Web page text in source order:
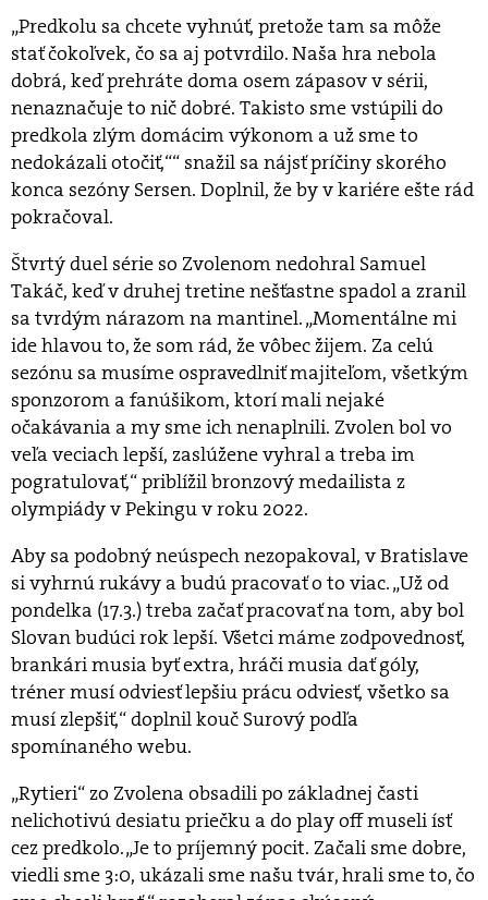
„Predkolu sa chcete vyhnúť, pretože tam sa môže
stať čokoľvek, čo sa aj potvrdilo. Naša hra nebola
dobrá, keď prehráte doma osem zápasov v sérii,
nenaznačuje to nič dobré. Takisto sme vstúpili do
predkola zlým domácim výkonom a už sme to
nedokázali otočiť,““ snažil sa nájsť príčiny skorého
konca sezóny Sersen. Doplnil, že by v kariére ešte rád
pokračoval.
Štvrtý duel série so Zvolenom nedohral Samuel
Takáč, keď v druhej tretine nešťastne spadol a zranil
sa tvrdým nárazom na mantinel. „Momentálne mi
ide hlavou to, že som rád, že vôbec žijem. Za celú
sezónu sa musíme ospravedlniť majiteľom, všetkým
sponzorom a fanúšikom, ktorí mali nejaké
očakávania a my sme ich nenaplnili. Zvolen bol vo
veľa veciach lepší, zaslúžene vyhral a treba im
pogratulovať,“ priblížil bronzový medailista z
olympiády v Pekingu v roku 2022.
Aby sa podobný neúspech nezopakoval, v Bratislave
si vyhrnú rukávy a budú pracovať o to viac. „Už od
pondelka (17.3.) treba začať pracovať na tom, aby bol
Slovan budúci rok lepší. Všetci máme zodpovednosť,
brankári musia byť extra, hráči musia dať góly,
tréner musí odviesť lepšiu prácu odviesť, všetko sa
musí zlepšiť,“ doplnil kouč Surový podľa
spomínaného webu.
„Rytieri“ zo Zvolena obsadili po základnej časti
nelichotivú desiatu priečku a do play off museli ísť
cez predkolo. „Je to príjemný pocit. Začali sme dobre,
viedli sme 3:0, ukázali sme našu tvár, hrali sme to, čo